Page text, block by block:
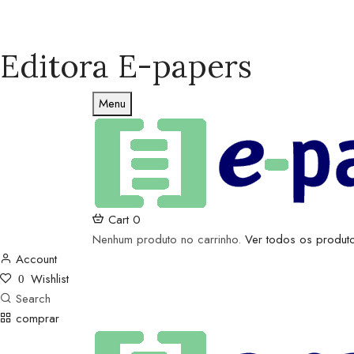
Editora E-papers
Menu
Cart0
Nenhum produto no carrinho. Ver todos os
Account
0 Wishlist
Search
comprar